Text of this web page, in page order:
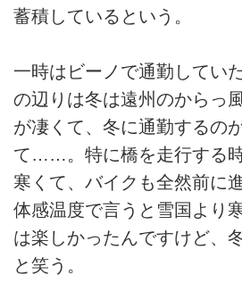
蓄積しているという。
一時はビーノで通勤してい
の辺りは冬は遠州のからっ
が凄くて、冬に通勤するの
て……。特に橋を走行する
寒くて、バイクも全然前に
体感温度で言うと雪国より
は楽しかったんですけど、
と笑う。